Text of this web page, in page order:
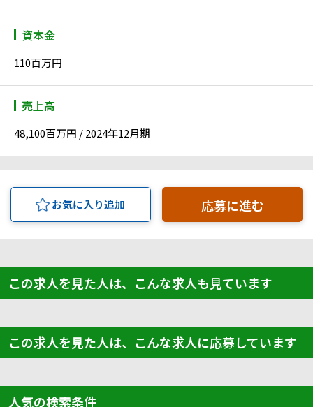
資本金
110百万円
売上高
48,100百万円 / 2024年12月期
お気に入り追加 応募に進む
この求人を見た人は、こんな求人も見ています
この求人を見た人は、こんな求人に応募しています
人気の検索条件